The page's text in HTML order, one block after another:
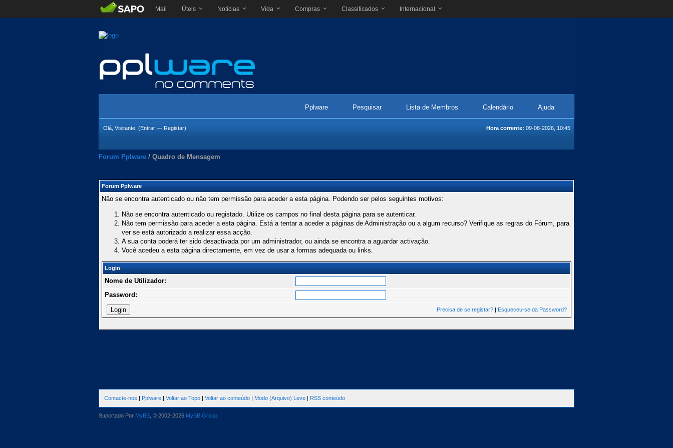
Mail Úteis Notícias Vida Compras Classificados Internacional
Pplware Pesquisar Lista de Membros Calendário Ajuda
Hora corrente: 09-08-2026, 10:45
Olá, Visitante! (Entrar — Registar)
Forum Pplware / Quadro de Mensagem
Forum Pplware
Não se encontra autenticado ou não tem permissão para aceder a esta página. Podendo ser pelos seguintes motivos:
Não se encontra autenticado ou registado. Utilize os campos no final desta página para se autenticar.
Não tem permissão para aceder a esta página. Está a tentar a aceder a páginas de Administração ou a algum recurso? Verifique as regras do Fórum, para
ver se está autorizado a realizar essa acção.
A sua conta poderá ter sido desactivada por um administrador, ou ainda se encontra a aguardar activação.
Você acedeu a esta página directamente, em vez de usar a formas adequada ou links.
Login
Nome de Utilizador:
Password:
Precisa de se registar? | Esqueceu-se da Password?
Contacte-nos | Pplware | Voltar ao Topo | Voltar ao conteúdo | Modo (Arquivo) Leve | RSS conteúdo
Suportado Por MyBB , © 2002-2026 MyBB Group